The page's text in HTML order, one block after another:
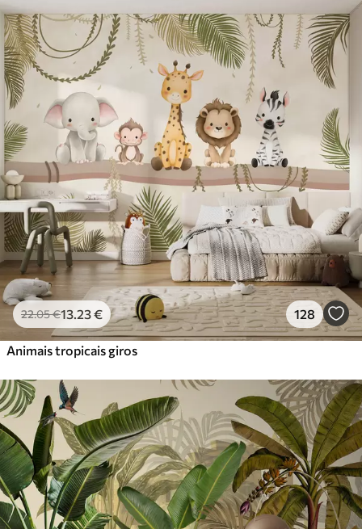
Materiais disponíveis
Standard
27.00 €/m²
Premium
56.6734.00€/m²
Vinil Premium
65.0039.00€/m²
Peel and Stick
81.6749.00€/m²
22.05€13 .23€ 128
Animais tropicais giros